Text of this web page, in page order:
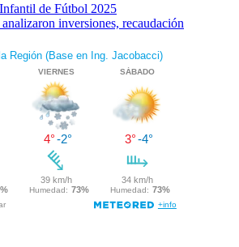
de Fútbol 2025
inversiones, recaudación